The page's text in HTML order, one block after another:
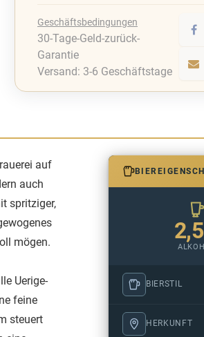
Geschäftsbedingungen
30-Tage-Geld-zurück-
Garantie
Versand: 3-6 Geschäftstage
auf
auch
spritziger,
mögen.
Uerige-
feine
steuert
BIERSTIL
HERKUNFT